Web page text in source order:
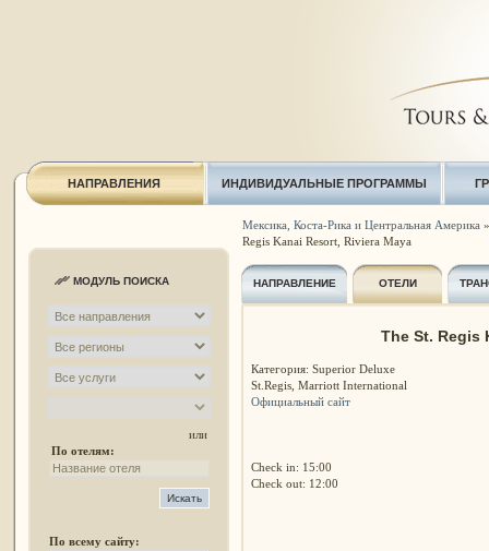
НАПРАВЛЕНИЯ ИНДИВИДУАЛЬНЫЕ ПРОГРАММЫ
МОДУЛЬ ПОИСКА
или
По отелям:
По всему сайту:
Мексика, Коста-Рика и Центральная Америка
Regis Kanai Resort, Riviera Maya
НАПРАВЛЕНИЕ ОТЕЛИ
The St. Regis
Категория: Superior Deluxe
St.Regis, Marriott International
Официальный сайт
Check in: 15:00
Check out: 12:00